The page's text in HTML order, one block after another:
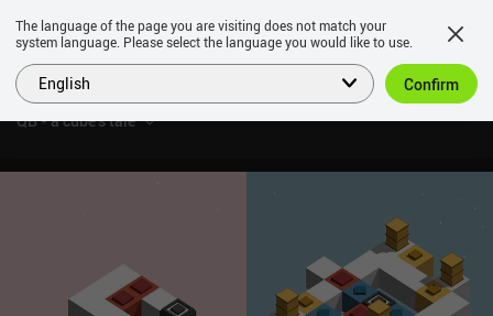
QB - a cube's tale
The language of the page you are visiting does not match your
system language. Please select the language you would like to use.
English Confirm